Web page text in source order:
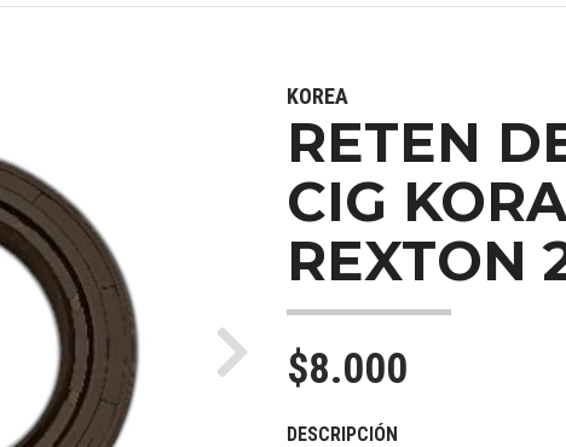
Next
KOREA
RETEN
CIG
REXTON
$8.000
DESCRIPCIÓN